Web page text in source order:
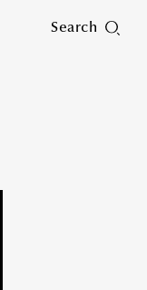
Search